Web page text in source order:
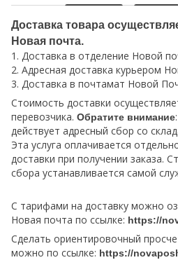
Доставка товара
Новая почта.
1. Доставка в отделение Новой
2. Адресная доставка курьером
3. Доставка в почтамат Новой
Стоимость доставки
перевозчика. Обратите внимание
действует адресный сбор со
Эта услуга оплачивается
доставки при получении заказа.
сбора устанавливается самой
С тарифами на доставку можно
Новая почта по ссылке: https://
Сделать ориентировочный
можно по ссылке: https://